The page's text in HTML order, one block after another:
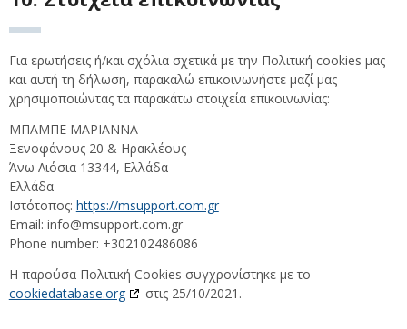
Για ερωτήσεις ή/και σχόλια σχετικά με την Πολιτική cookies μας
και αυτή τη δήλωση, παρακαλώ επικοινωνήστε μαζί μας
χρησιμοποιώντας τα παρακάτω στοιχεία επικοινωνίας:
ΜΠΑΜΠΕ ΜΑΡΙΑΝΝΑ
Ξενοφάνους 20 & Ηρακλέους
Άνω Λιόσια 13344, Ελλάδα
Ελλάδα
Ιστότοπος: https://msupport.com.gr
Email: info@msupport.com.gr
Phone number: +302102486086
Η παρούσα Πολιτική Cookies συγχρονίστηκε με το
cookiedatabase.org
στις 25/10/2021.